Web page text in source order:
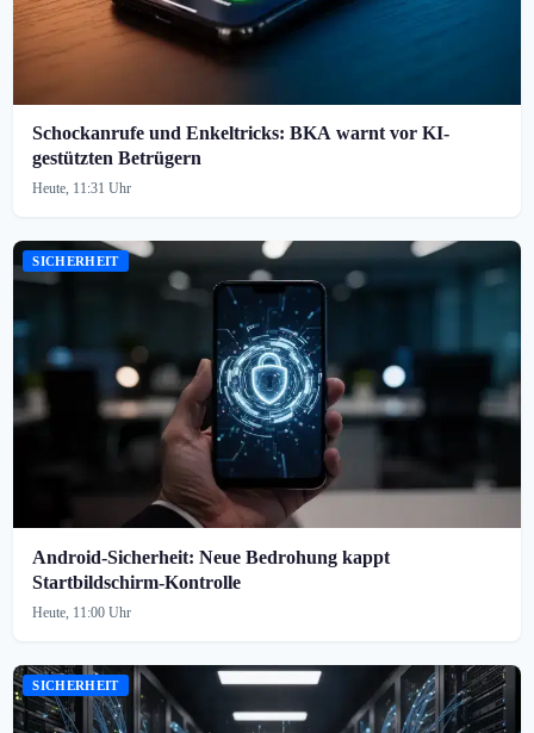
Schockanrufe und Enkeltricks: BKA warnt vor KI-
gestützten Betrügern
Heute, 11:31 Uhr
SICHERHEIT
Android-Sicherheit: Neue Bedrohung kappt
Startbildschirm-Kontrolle
Heute, 11:00 Uhr
SICHERHEIT